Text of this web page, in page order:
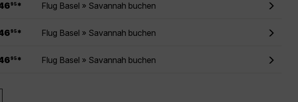
95 * Flug Basel » Savannah buchen
95 * Flug Basel » Savannah buchen
95 * Flug Basel » Savannah buchen